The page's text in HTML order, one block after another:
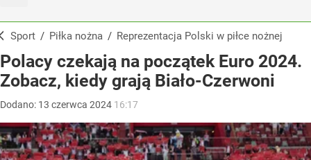
Sport / Piłka nożna / Reprezentacja Polski w piłce nożnej
Polacy czekają na początek Euro 2024.
Zobacz, kiedy grają Biało-Czerwoni
Dodano: 13 czerwca 2024 16:17